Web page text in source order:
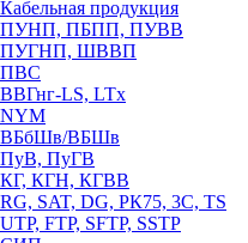
Кабельная продукция
ПУНП, ПБПП, ПУВВ
ПУГНП, ШВВП
ПВС
ВВГнг-LS, LTx
NYM
ВБбШв/ВБШв
ПуВ, ПуГВ
КГ, КГН, КГВВ
RG, SAT, DG, РК75, 3С, TS
UTP, FTP, SFTP, SSTP